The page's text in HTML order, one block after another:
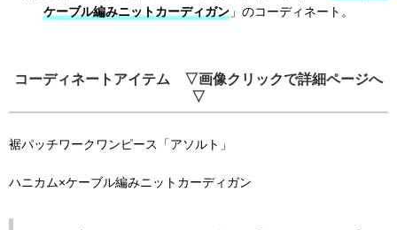
ケーブル編みニットカーディガン」のコーディネート。
コーディネートアイテム ▽画像クリックで詳細ページへ
▽
裾パッチワークワンピース「アソルト」
ハニカム×ケーブル編みニットカーディガン